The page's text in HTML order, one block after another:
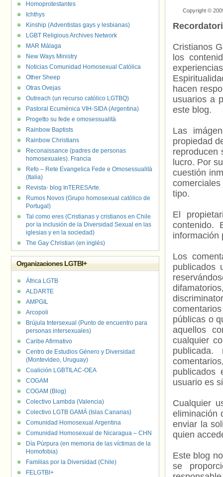
Copyright ©
Cristianos
los
hacen
usuarios a
este blog.
Las
propiedad
reproducen
lucro. Por
cuestión
tipo.
El
contenido.
información
Los
publicados
públicas o
aquellos
cualquier
usuario es
Cualquier
eliminación
enviar la
quien
Este blog
se
Homoprotestantes
Ichthys
Kinship (Adventistas gays y lesbianas)
LGBT Religious Archives Network
MAR Málaga
New Ways Ministry
Noticias Comunidad Homosexual Católica
Other Sheep
Otras Ovejas
Outreach (un recurso católico LGTBQ)
Pastoral Ecuménica VIH-SIDA (Argentina)
Progetto su fede e omosessualità
Rainbow Baptists
Rainbow Christians
Reconaissance (padres de personas
homosexuales). Francia
Refo – Rete Evangelica Fede e Omosessualità
(Italia)
Revista- blog InTERESArte.
Rumos Novos (Grupo homosexual católico de
Portugal)
Tal como eres (Cristianas y cristianos en Chile
por la inclusión de la Diversidad Sexual en las
iglesias y en la sociedad)
The Gay Christian (en inglés)
Organizaciones LGTBI+
África LGTB
ALDARTE
AMPGIL
Arcopoli
Brújula Intersexual (Punto de encuentro para
personas intersexuales)
Caribe Afirmativo
Centro de Estudios Género y Diversidad
(Montevideo, Uruguay)
Coalición LGBTILAC-OEA
COGAM
COGAM (Blog)
Colectivo Lambda (Valencia)
Colectivo LGTB GAMÁ (Islas Canarias)
Comunidad Homosexual Argentina
Comunidad Homosexual de Nicaragua – CHN
Día Púrpura (en memoria de las víctimas de la
Homofobia)
Familias por la Diversidad (Chile)
FELGTBI+